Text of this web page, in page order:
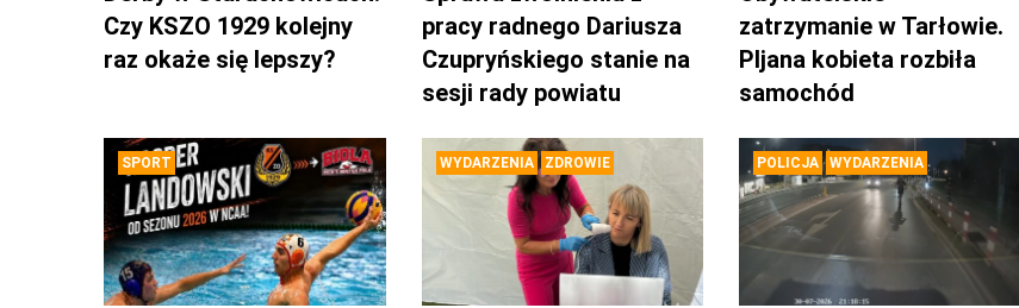
Czy KSZO 1929 kolejny
raz okaże się lepszy?
pracy radnego Dariusza
Czupryńskiego stanie na
sesji rady powiatu
zatrzymanie w Tarłowie.
PIjana kobieta rozbiła
samochód
SPORT WYDARZENIA ZDROWIE POLICJA WYDARZENIA